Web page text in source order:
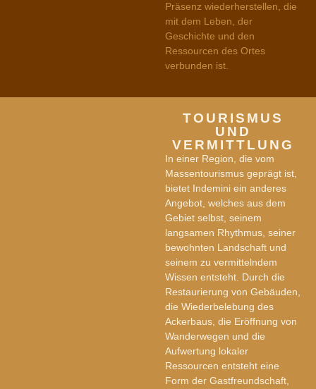
Präsenz wiederherstellen, die
mit dem Leben, der
Geschichte und den
Ressourcen des Ortes
verbunden ist.
TOURISMUS
UND
VERMITTLUNG
In einer Region, die vom
Massentourismus geprägt ist,
bietet Indemini ein anderes
Angebot, welches aus dem
Gebiet selbst, seinem
langsamen Rhythmus, seiner
bewohnten Landschaft und
seinem zu vermittelndem
Wissen entsteht. Durch die
Restaurierung von Gebäuden,
die Wiederbelebung des
Ackerbaus, die Eröffnung von
Wanderwegen und die
Aufwertung lokaler
Ressourcen entsteht eine
Form der Gastfreundschaft,